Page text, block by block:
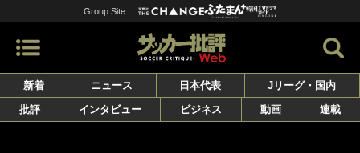
Group Site
新着 ニュース 日本代表
Jリーグ・国内
批評
インタビュー ビジネス 動画 連載